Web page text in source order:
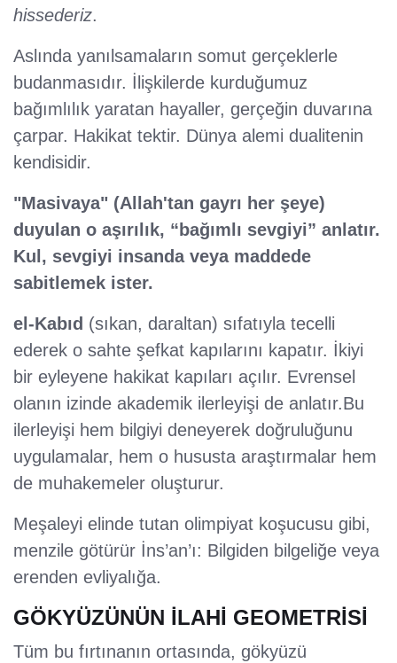
hissederiz.
Aslında yanılsamaların somut gerçeklerle
budanmasıdır. İlişkilerde kurduğumuz
bağımlılık yaratan hayaller, gerçeğin duvarına
çarpar. Hakikat tektir. Dünya alemi dualitenin
kendisidir.
"Masivaya" (Allah'tan gayrı her şeye)
duyulan o aşırılık, “bağımlı sevgiyi” anlatır.
Kul, sevgiyi insanda veya maddede
sabitlemek ister.
el-Kabıd (sıkan, daraltan) sıfatıyla tecelli
ederek o sahte şefkat kapılarını kapatır. İkiyi
bir eyleyene hakikat kapıları açılır. Evrensel
olanın izinde akademik ilerleyişi de anlatır.Bu
ilerleyişi hem bilgiyi deneyerek doğruluğunu
uygulamalar, hem o hususta araştırmalar hem
de muhakemeler oluşturur.
Meşaleyi elinde tutan olimpiyat koşucusu gibi,
menzile götürür İns’an’ı: Bilgiden bilgeliğe veya
erenden evliyalığa.
GÖKYÜZÜNÜN İLAHİ GEOMETRİSİ
Tüm bu fırtınanın ortasında, gökyüzü